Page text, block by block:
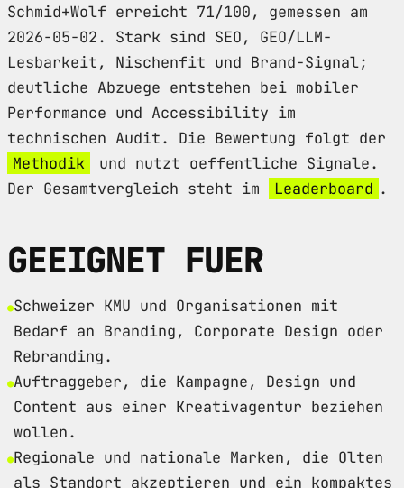
Schmid+Wolf erreicht 71/100, gemessen am
2026-05-02. Stark sind SEO, GEO/LLM-
Lesbarkeit, Nischenfit und Brand-Signal;
deutliche Abzuege entstehen bei mobiler
Performance und Accessibility im
technischen Audit. Die Bewertung folgt der
Methodik
und nutzt oeffentliche Signale.
Der Gesamtvergleich steht im
Leaderboard .
GEEIGNET FUER
Schweizer KMU und Organisationen mit
Bedarf an Branding, Corporate Design oder
Rebranding.
Auftraggeber, die Kampagne, Design und
Content aus einer Kreativagentur beziehen
wollen.
Regionale und nationale Marken, die Olten
als Standort akzeptieren und ein kompaktes